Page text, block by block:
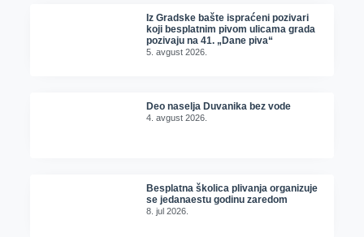
Iz Gradske bašte ispraćeni pozivari
koji besplatnim pivom ulicama grada
pozivaju na 41. „Dane piva“
5. avgust 2026.
Deo naselja Duvanika bez vode
4. avgust 2026.
Besplatna školica plivanja organizuje
se jedanaestu godinu zaredom
8. jul 2026.